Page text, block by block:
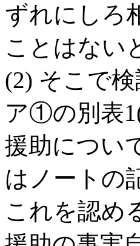
ずれにしろ
ことはない
(2) そこで検
ア①の別表
援助につい
はノートの
これを認め